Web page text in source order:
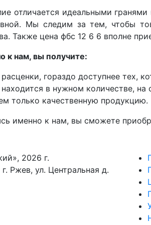
отличается идеальными гранями
Мы следим за тем, чтобы
Также цена фбс 12 6 6 вполне
к нам, вы получите:
гораздо доступнее тех,
находится в нужном количестве,
только качественную продукцию.
именно к нам, вы сможете
2026 г.
Ржев, ул. Центральная д.